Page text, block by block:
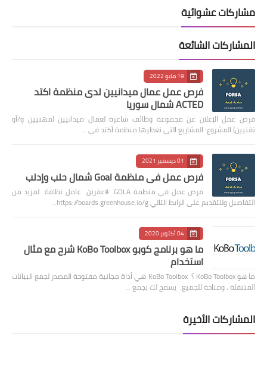
مشاركات عشوائية
المشاركات الشائعة
19 مايو 2022
فرص عمل عمال ميدانيين لدى منظمة اكتد
ACTED شمال سوريا
فرص عمل الإعلان عن مجموعة وظائف شاغرة لعمال ميدانيين (مهنيين و/أو
تقنيين) المشروع: المشاريع التي تغطيها منظمة أكتد في …
01 ديسمبر 2021
فرص عمل في منظمة Goal شمال حلب وإدلب
فرص عمل في منظمة GOLA #عفرين عامل نظافة لمزيد من
التفاصيل وللتقديم على الرابط التالي https://boards.greenhouse.io/g…
04 أكتوبر 2020
ما هو برنامج كوبو KoBo Toolbox شرح مع مثال
استخدام
ما هو KoBo Toolbox ؟ KoBo Toolbox هي أداة مجانية مفتوحة المصدر لجمع البيانات
المتنقلة ، ومتاحة للجميع. يسمح لك بجمع …
المشاركات الأخيرة